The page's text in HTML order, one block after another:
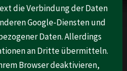
die Verbindung der Daten
Google-Diensten und
Daten. Allerdings
an Dritte übermitteln.
Browser deaktivieren,